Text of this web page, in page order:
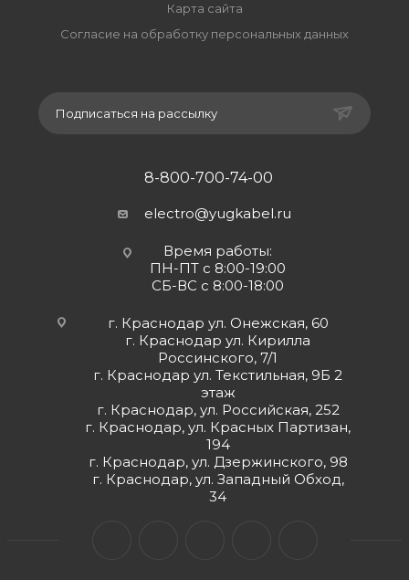
Карта сайта
Согласие на обработку персональных данных
Подписаться на рассылку
8-800-700-74-00
electro@yugkabel.ru
Время работы:
ПН-ПТ с 8:00-19:00
СБ-ВС с 8:00-18:00
г. Краснодар ул. Онежская, 60
г. Краснодар ул. Кирилла
Россинского, 7/1
г. Краснодар ул. Текстильная, 9Б 2
этаж
г. Краснодар, ул. Российская, 252
г. Краснодар, ул. Красных Партизан,
194
г. Краснодар, ул. Дзержинского, 98
г. Краснодар, ул. Западный Обход,
34